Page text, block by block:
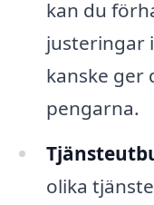
kan du
justeringar
kanske ger
pengarna.
olika